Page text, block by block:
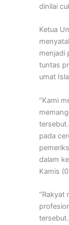
dinilai
Ketua
menjadi
tuntas
umat
“Kami
pada
dalam
Kamis
“Rakyat